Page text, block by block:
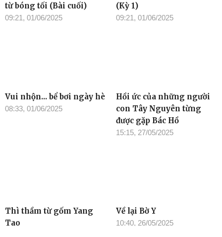
từ bóng tối (Bài cuối)
09:21, 01/06/2025
(Kỳ 1)
09:21, 01/06/2025
Vui nhộn... bể bơi ngày hè
08:33, 01/06/2025
Hồi ức của những người
con Tây Nguyên từng
được gặp Bác Hồ
15:15, 27/05/2025
Thì thầm từ gốm Yang
Tao
Về lại Bờ Y
10:40, 26/05/2025